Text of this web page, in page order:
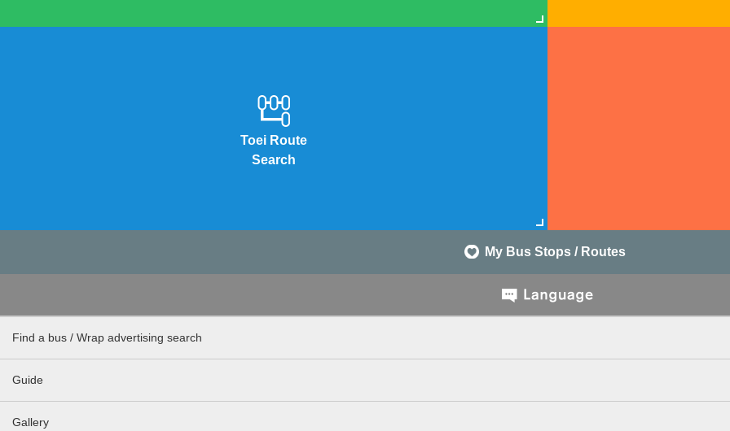
Toei Route
Search
My Bus Stops / Routes
Find a bus / Wrap advertising search
Guide
Gallery